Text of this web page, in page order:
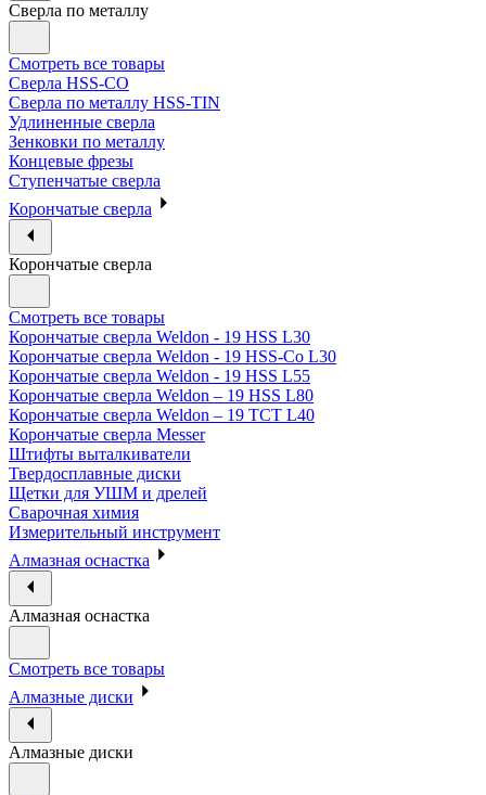
Сверла по металлу
Смотреть все товары
Сверла HSS-CO
Сверла по металлу HSS-TIN
Удлиненные сверла
Зенковки по металлу
Концевые фрезы
Ступенчатые сверла
Корончатые сверла
Корончатые сверла
Смотреть все товары
Корончатые сверла Weldon - 19 HSS L30
Корончатые сверла Weldon - 19 HSS-Co L30
Корончатые сверла Weldon - 19 HSS L55
Корончатые сверла Weldon – 19 HSS L80
Корончатые сверла Weldon – 19 TCT L40
Корончатые сверла Messer
Штифты выталкиватели
Твердосплавные диски
Щетки для УШМ и дрелей
Сварочная химия
Измерительный инструмент
Алмазная оснастка
Алмазная оснастка
Смотреть все товары
Алмазные диски
Алмазные диски